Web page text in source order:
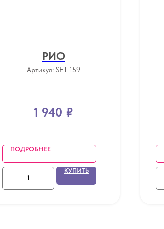
РИО
Артикул: SET 159
1 940 ₽
ПОДРОБНЕЕ
КУПИТЬ